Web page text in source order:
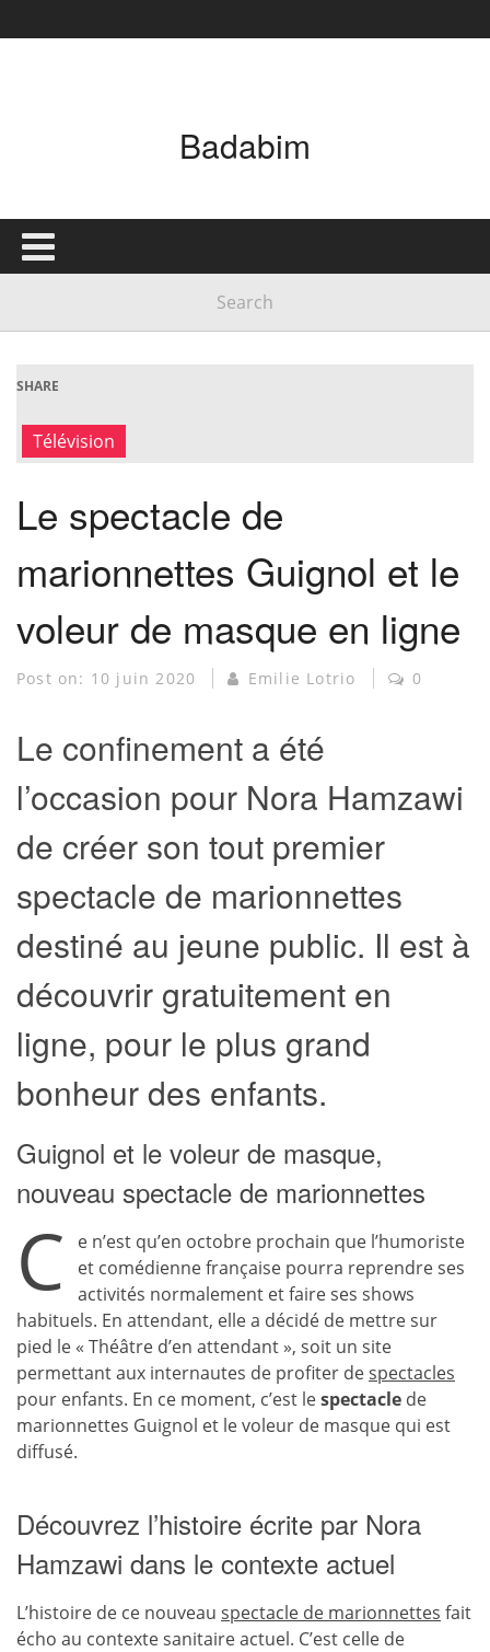
Badabim
SHARE
Télévision
Le spectacle de
marionnettes Guignol et le
voleur de masque en ligne
Post on: 10 juin 2020 Emilie Lotrio 0
Le confinement a été
l’occasion pour Nora Hamzawi
de créer son tout premier
spectacle de marionnettes
destiné au jeune public. Il est à
découvrir gratuitement en
ligne, pour le plus grand
bonheur des enfants.
Guignol et le voleur de masque,
nouveau spectacle de marionnettes
C
e n’est qu’en octobre prochain que l’humoriste
et comédienne française pourra reprendre ses
activités normalement et faire ses shows
habituels. En attendant, elle a décidé de mettre sur
pied le « Théâtre d’en attendant », soit un site
permettant aux internautes de profiter despectacles
pour enfants. En ce moment, c’est lespectacle de
marionnettes Guignol et le voleur de masque qui est
diffusé.
Découvrez l’histoire écrite par Nora
Hamzawi dans le contexte actuel
L’histoire de ce nouveau spectacle de marionnettes fait
écho au contexte sanitaire actuel. C’est celle de